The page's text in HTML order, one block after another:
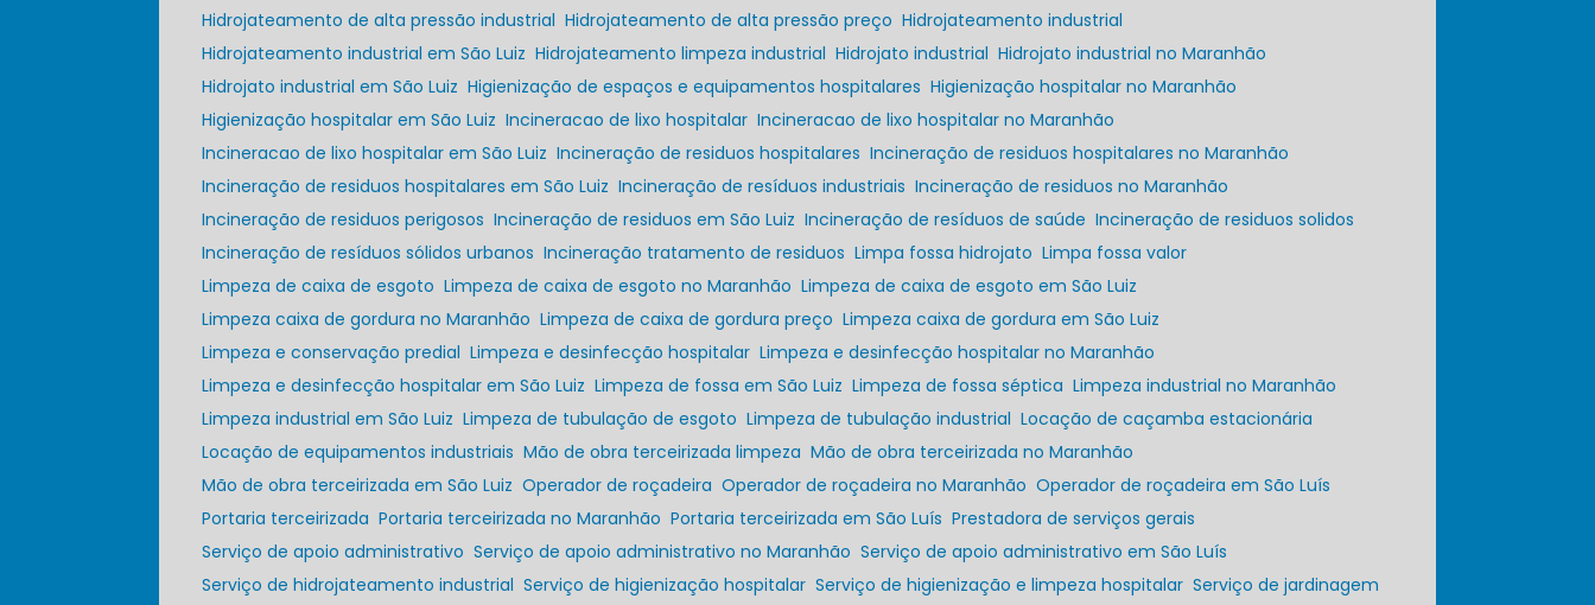
Hidrojateamento de alta pressão industrial
Hidrojateamento de alta pressão preço
Hidrojateamento industrial
Hidrojateamento industrial em São Luiz
Hidrojateamento limpeza industrial Hidrojato industrial
Hidrojato industrial no Maranhão
Hidrojato industrial em São Luiz
Higienização de espaços e equipamentos hospitalares
Higienização hospitalar no Maranhão
Higienização hospitalar em São Luiz
Incineracao de lixo hospitalar Incineracao de lixo hospitalar no Maranhão
Incineracao de lixo hospitalar em São Luiz
Incineração de residuos hospitalares
Incineração de residuos hospitalares no Maranhão
Incineração de residuos hospitalares em São Luiz
Incineração de resíduos industriais
Incineração de residuos no Maranhão
Incineração de residuos perigosos
Incineração de residuos em São Luiz Incineração de resíduos de saúde
Incineração de residuos solidos
Incineração de resíduos sólidos urbanos
Incineração tratamento de residuos Limpa fossa hidrojato
Limpa fossa valor
Limpeza de caixa de esgoto
Limpeza de caixa de esgoto no Maranhão
Limpeza de caixa de esgoto em São Luiz
Limpeza caixa de gordura no Maranhão
Limpeza de caixa de gordura preço
Limpeza caixa de gordura em São Luiz
Limpeza e conservação predial
Limpeza e desinfecção hospitalar
Limpeza e desinfecção hospitalar no Maranhão
Limpeza e desinfecção hospitalar em São Luiz
Limpeza de fossa em São Luiz Limpeza de fossa séptica
Limpeza industrial no Maranhão
Limpeza industrial em São Luiz
Limpeza de tubulação de esgoto Limpeza de tubulação industrial
Locação de caçamba estacionária
Locação de equipamentos industriais
Mão de obra terceirizada limpeza
Mão de obra terceirizada no Maranhão
Mão de obra terceirizada em São Luiz
Operador de roçadeira Operador de roçadeira no Maranhão
Operador de roçadeira em São Luís
Portaria terceirizada
Portaria terceirizada no Maranhão Portaria terceirizada em São Luís
Prestadora de serviços gerais
Serviço de apoio administrativo
Serviço de apoio administrativo no Maranhão
Serviço de apoio administrativo em São Luís
Serviço de hidrojateamento industrial
Serviço de higienização hospitalar Serviço de higienização e limpeza hospitalar
Serviço de jardinagem